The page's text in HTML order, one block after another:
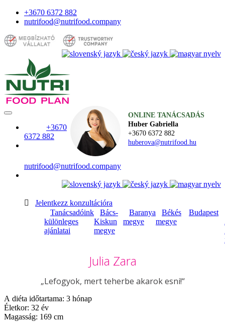
+3670 6372 882
nutrifood@nutrifood.company
ONLINE TANÁCSADÁS
Huber Gabriella
+3670 6372 882
huberova@nutrifood.hu
+3670
6372 882
nutrifood@nutrifood.company

Jelentkezz konzultációra
Tanácsadóink
különleges
ajánlatai
Bács-
Kiskun
megye
Baranya
megye
Békés
megye
Budapest
Julia Zara
„Lefogyok, mert teherbe akarok esni!“
A diéta időtartama: 3 hónap
Életkor: 32 év
Magasság: 169 cm